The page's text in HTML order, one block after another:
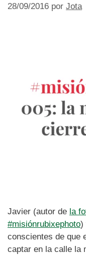
28/09/2016 por Jota
Javier (autor de la
#misiónrubixephoto)
conscientes de que
captar en la calle la